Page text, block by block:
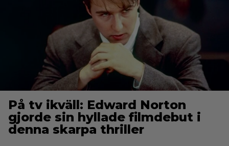
På tv ikväll: Edward Norton
gjorde sin hyllade filmdebut i
denna skarpa thriller